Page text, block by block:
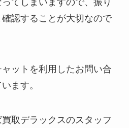
認することが大切なので
ットを利用したお問い合
ます。
取デラックスのスタッフ